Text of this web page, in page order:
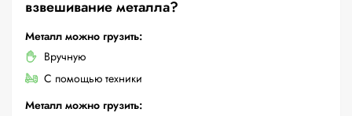
взвешивание металла?
Металл можно грузить:
Вручную
С помощью техники
Металл можно грузить: